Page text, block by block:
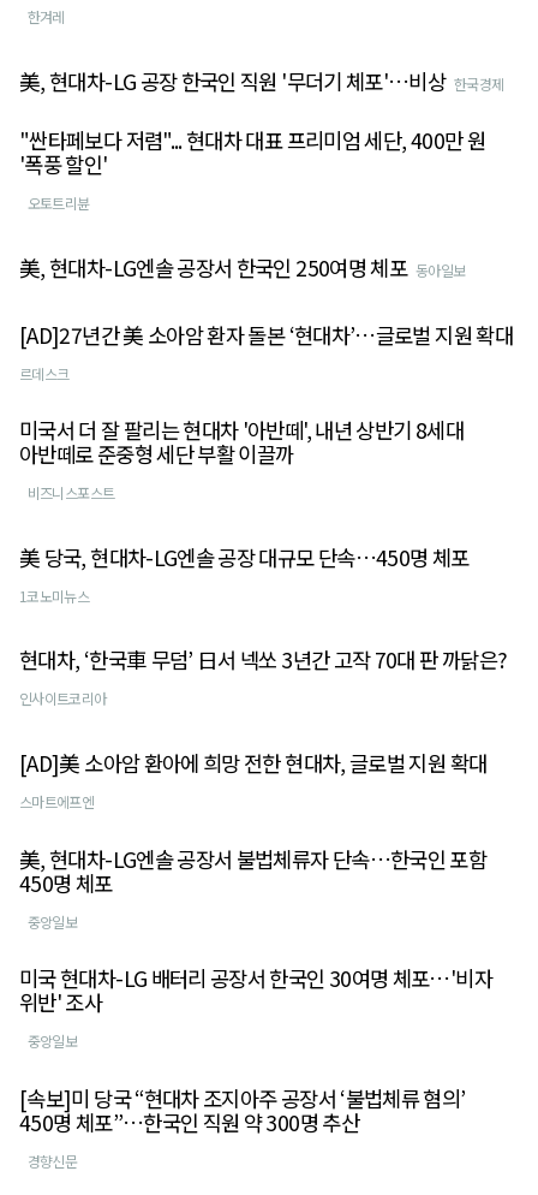
한겨레
美, 현대차-LG 공장 한국인 직원 '무더기 체포'…비상 한국경제
"싼타페보다 저렴"... 현대차 대표 프리미엄 세단, 400만 원
'폭풍 할인'
오토트리뷴
美, 현대차-LG엔솔 공장서 한국인 250여명 체포 동아일보
[AD]27년간 美 소아암 환자 돌본 ‘현대차’…글로벌 지원 확대
르데스크
미국서 더 잘 팔리는 현대차 '아반떼', 내년 상반기 8세대
아반떼로 준중형 세단 부활 이끌까
비즈니스포스트
美 당국, 현대차-LG엔솔 공장 대규모 단속…450명 체포
1코노미뉴스
현대차, ‘한국車 무덤’ 日서 넥쏘 3년간 고작 70대 판 까닭은?
인사이트코리아
[AD]美 소아암 환아에 희망 전한 현대차, 글로벌 지원 확대
스마트에프엔
美, 현대차-LG엔솔 공장서 불법체류자 단속…한국인 포함
450명 체포
중앙일보
미국 현대차-LG 배터리 공장서 한국인 30여명 체포…'비자
위반' 조사
중앙일보
[속보]미 당국 “현대차 조지아주 공장서 ‘불법체류 혐의’
450명 체포”…한국인 직원 약 300명 추산
경향신문